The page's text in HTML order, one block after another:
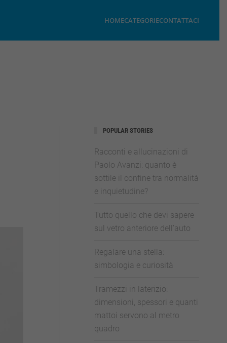
HOMECATEGORIECONTATTACI
POPULAR STORIES
Racconti e allucinazioni di
Paolo Avanzi: quanto è
sottile il confine tra normalità
e inquietudine?
Tutto quello che devi sapere
sul vetro anteriore dell’auto
Regalare una stella:
simbologia e curiosità
Tramezzi in laterizio:
dimensioni, spessori e quanti
mattoi servono al metro
quadro